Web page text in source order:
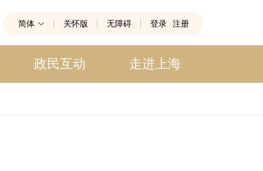
简体 关怀版 无障碍 登录 注册
政民互动 走进上海